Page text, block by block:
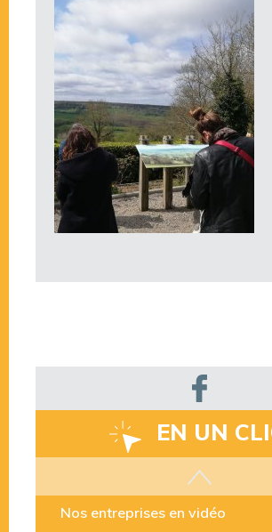
EN UN
Les aides disponibles